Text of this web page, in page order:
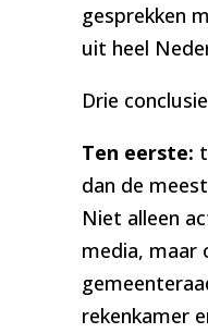
gesprekken
uit heel
Drie
Ten eerste:
dan de
Niet alleen
media, maar
rekenkamer